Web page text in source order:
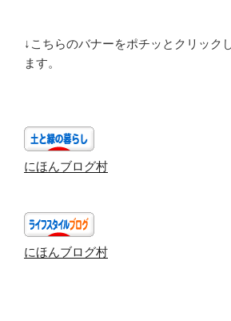
↓こちらのバナーをポチッとクリック
ます。
にほんブログ村
にほんブログ村